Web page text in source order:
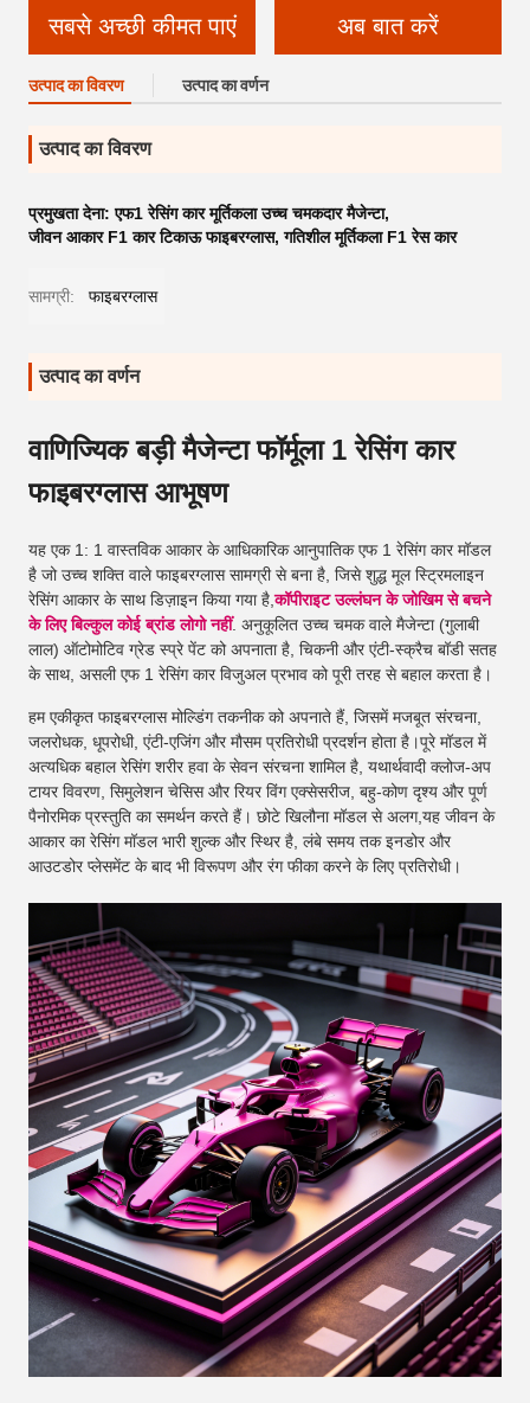
सबसे अच्छी कीमत पाएं अब बात करें
उत्पाद का विवरण उत्पाद का वर्णन
उत्पाद का विवरण
प्रमुखता देना:एफ1 रेसिंग कार मूर्तिकला उच्च चमकदार मैजेन्टा,
जीवन आकार F1 कार टिकाऊ फाइबरग्लास,गतिशील मूर्तिकला F1 रेस कार
सामग्री: फाइबरग्लास
उत्पाद का वर्णन
वाणिज्यिक बड़ी मैजेन्टा फॉर्मूला 1 रेसिंग कार
फाइबरग्लास आभूषण
यह एक 1: 1 वास्तविक आकार के आधिकारिक आनुपातिक एफ 1 रेसिंग कार मॉडल
है जो उच्च शक्ति वाले फाइबरग्लास सामग्री से बना है, जिसे शुद्ध मूल स्ट्रिमलाइन
रेसिंग आकार के साथ डिज़ाइन किया गया है,कॉपीराइट उल्लंघन के जोखिम से बचने
के लिए बिल्कुल कोई ब्रांड लोगो नहीं. अनुकूलित उच्च चमक वाले मैजेन्टा (गुलाबी
लाल) ऑटोमोटिव ग्रेड स्प्रे पेंट को अपनाता है, चिकनी और एंटी-स्क्रैच बॉडी सतह
के साथ, असली एफ 1 रेसिंग कार विजुअल प्रभाव को पूरी तरह से बहाल करता है।
हम एकीकृत फाइबरग्लास मोल्डिंग तकनीक को अपनाते हैं, जिसमें मजबूत संरचना,
जलरोधक, धूपरोधी, एंटी-एजिंग और मौसम प्रतिरोधी प्रदर्शन होता है।पूरे मॉडल में
अत्यधिक बहाल रेसिंग शरीर हवा के सेवन संरचना शामिल है, यथार्थवादी क्लोज-अप
टायर विवरण, सिमुलेशन चेसिस और रियर विंग एक्सेसरीज, बहु-कोण दृश्य और पूर्ण
पैनोरमिक प्रस्तुति का समर्थन करते हैं। छोटे खिलौना मॉडल से अलग,यह जीवन के
आकार का रेसिंग मॉडल भारी शुल्क और स्थिर है, लंबे समय तक इनडोर और
आउटडोर प्लेसमेंट के बाद भी विरूपण और रंग फीका करने के लिए प्रतिरोधी।